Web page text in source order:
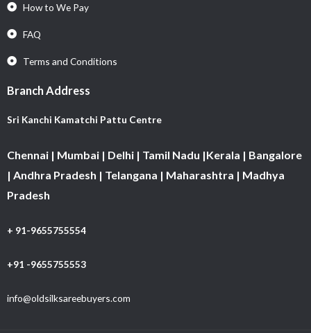
How to We Pay
FAQ
Terms and Conditions
Branch Address
Sri Kanchi Kamatchi Pattu Centre
Chennai | Mumbai | Delhi | Tamil Nadu |Kerala | Bangalore
| Andhra Pradesh | Telangana | Maharashtra | Madhya
Pradesh
+ 91-9655755554
+91 -9655755553
info@oldsilksareebuyers.com